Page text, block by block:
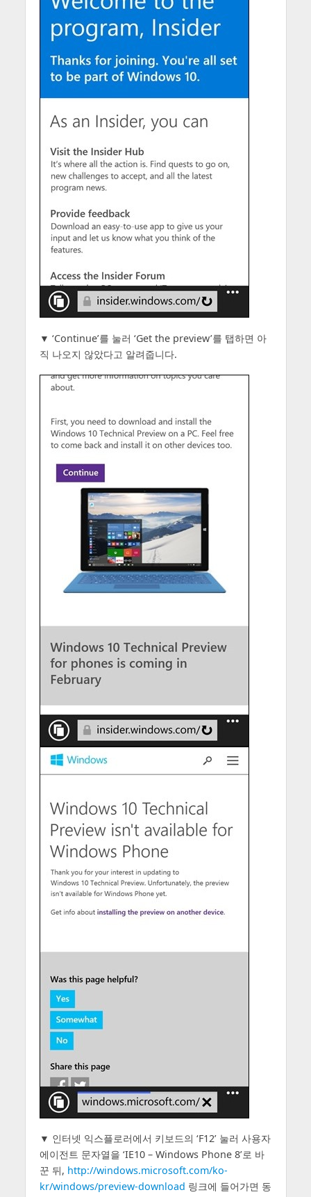
▼ ‘Continue’를 눌러 ‘Get the preview’를 탭하면 아
직 나오지 않았다고 알려줍니다.
▼ 인터넷 익스플로러에서 키보드의 ‘F12’ 눌러 사용자
에이전트 문자열을 ‘IE10 – Windows Phone 8’로 바
꾼 뒤, http://windows.microsoft.com/ko-
kr/windows/preview-download 링크에 들어가면 동